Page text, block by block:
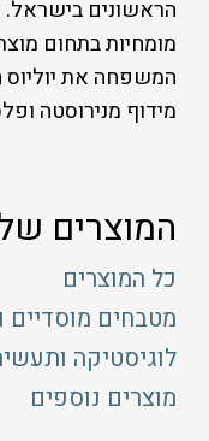
הראשונים
המשפחה את
מידוף מנירוסטה
המוצרים
כל המוצרים
מטבחים מוסדיים
לוגיסטיקה
מוצרים נוספים